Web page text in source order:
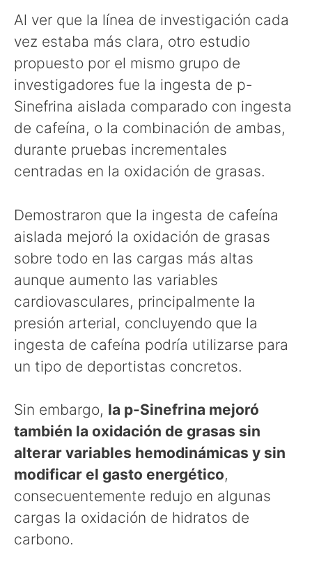
Al ver que la línea de investigación cada
vez estaba más clara, otro estudio
propuesto por el mismo grupo de
investigadores fue la ingesta de p-
Sinefrina aislada comparado con ingesta
de cafeína, o la combinación de ambas,
durante pruebas incrementales
centradas en la oxidación de grasas.
Demostraron que la ingesta de cafeína
aislada mejoró la oxidación de grasas
sobre todo en las cargas más altas
aunque aumento las variables
cardiovasculares, principalmente la
presión arterial, concluyendo que la
ingesta de cafeína podría utilizarse para
un tipo de deportistas concretos.
Sin embargo, la p-Sinefrina mejoró
también la oxidación de grasas sin
alterar variables hemodinámicas y sin
modificar el gasto energético,
consecuentemente redujo en algunas
cargas la oxidación de hidratos de
carbono.